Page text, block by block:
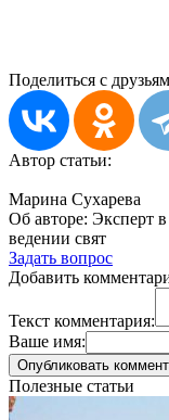
Поделиться с
Автор статьи:
Марина Сухарева
Об авторе: Эксперт
ведении свят
Задать вопрос
Добавить
Текст комментария:
Ваше имя:
Полезные статьи